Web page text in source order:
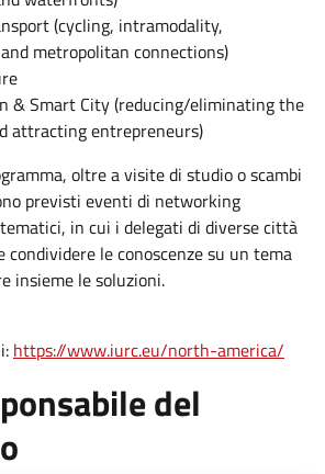
(cycling, intramodality,
metropolitan connections)
& Smart City (reducing/eliminating the
attracting entrepreneurs)
oltre a visite di studio o scambi
previsti eventi di networking
in cui i delegati di diverse città
condividere le conoscenze su un tema
insieme le soluzioni.
https://www.iurc.eu/north-america/
del